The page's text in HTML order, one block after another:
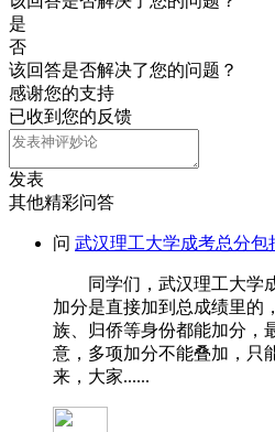
是
否
该回答是否解决了您的问题？
感谢您的支持
已收到您的反馈
发表
其他精彩问答
问 武汉理工大学成考总分包
同学们，武汉理工大学
加分是直接加到总成绩里的
族、归侨等身份都能加分，
意，多项加分不能叠加，只
来，大家......